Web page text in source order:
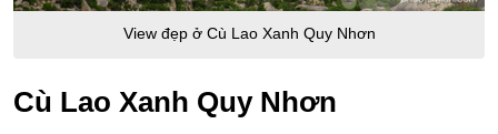
View đẹp ở Cù Lao Xanh Quy Nhơn
Cù Lao Xanh Quy Nhơn